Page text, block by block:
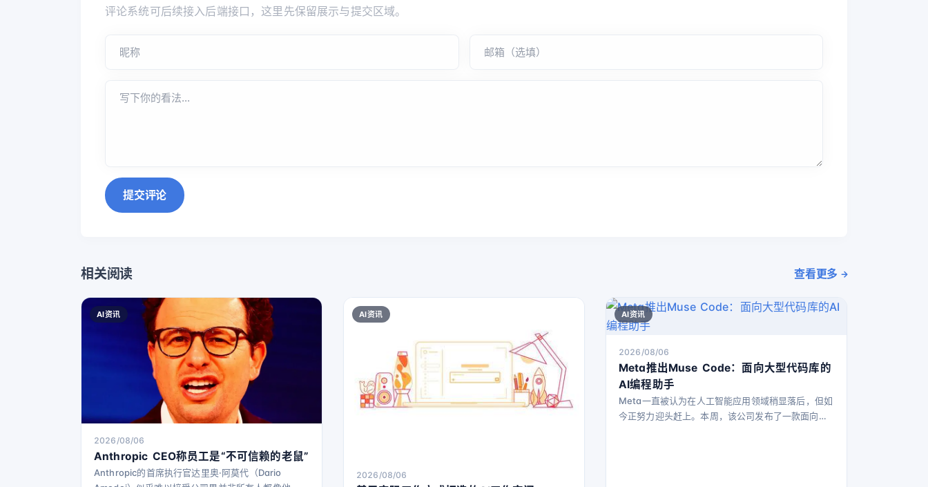
评论系统可后续接入后端接口，这里先保留展示与提交区域。
提交评论
相关阅读 查看更多
AI资讯
2026/08/06
Anthropic CEO称员工是“不可信赖的老鼠”
Anthropic的首席执行官达里奥·阿莫代（Dario
AI资讯
2026/08/06
AI资讯
2026/08/06
Meta推出Muse Code：面向大型代码库的
AI编程助手
Meta一直被认为在人工智能应用领域稍显落后，但如
今正努力迎头赶上。本周，该公司发布了一款面向程